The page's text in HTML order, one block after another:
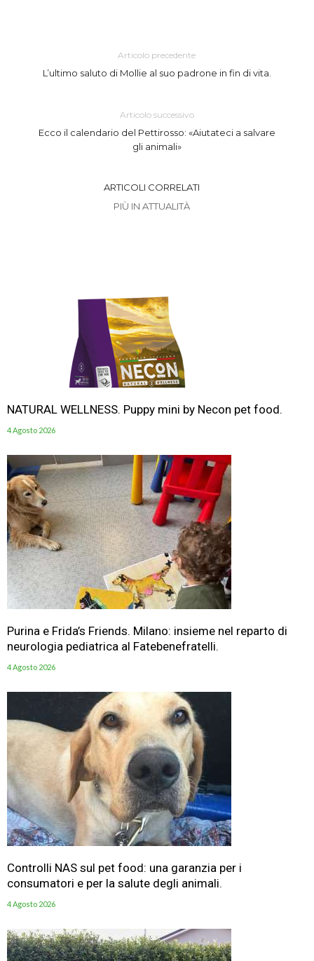
Articolo precedente
L’ultimo saluto di Mollie al suo padrone in fin di vita.
Articolo successivo
Ecco il calendario del Pettirosso: «Aiutateci a salvare
gli animali»
ARTICOLI CORRELATI
PIÙ IN ATTUALITÀ
NATURAL WELLNESS. Puppy mini by Necon pet food.
4 Agosto 2026
Purina e Frida’s Friends. Milano: insieme nel reparto di
neurologia pediatrica al Fatebenefratelli.
4 Agosto 2026
Controlli NAS sul pet food: una garanzia per i
consumatori e per la salute degli animali.
4 Agosto 2026